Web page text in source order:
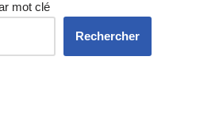
mot clé
Rechercher